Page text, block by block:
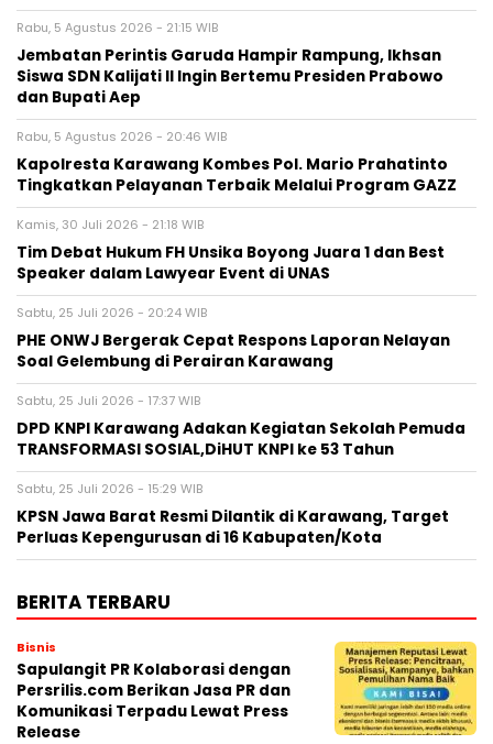
Rabu, 5 Agustus 2026 - 21:15 WIB
Jembatan Perintis Garuda Hampir Rampung, Ikhsan
Siswa SDN Kalijati II Ingin Bertemu Presiden Prabowo
dan Bupati Aep
Rabu, 5 Agustus 2026 - 20:46 WIB
Kapolresta Karawang Kombes Pol. Mario Prahatinto
Tingkatkan Pelayanan Terbaik Melalui Program GAZZ
Kamis, 30 Juli 2026 - 21:18 WIB
​Tim Debat Hukum FH Unsika Boyong Juara 1 dan Best
Speaker dalam Lawyear Event di UNAS
Sabtu, 25 Juli 2026 - 20:24 WIB
PHE ONWJ Bergerak Cepat Respons Laporan Nelayan
Soal Gelembung di Perairan Karawang
Sabtu, 25 Juli 2026 - 17:37 WIB
DPD KNPI Karawang Adakan Kegiatan Sekolah Pemuda
TRANSFORMASI SOSIAL,DiHUT KNPI ke 53 Tahun
Sabtu, 25 Juli 2026 - 15:29 WIB
KPSN Jawa Barat Resmi Dilantik di Karawang, Target
Perluas Kepengurusan di 16 Kabupaten/Kota
BERITA TERBARU
Bisnis
Sapulangit PR Kolaborasi dengan
Persrilis.com Berikan Jasa PR dan
Komunikasi Terpadu Lewat Press
Release